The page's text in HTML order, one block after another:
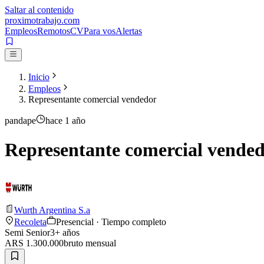
Saltar al contenido
proximotrabajo.com
EmpleosRemotosCVPara vosAlertas
Inicio
Empleos
Representante comercial vendedor
pandape hace 1 año
Representante comercial
Wurth Argentina S.a
Recoleta
Presencial · Tiempo completo
Semi Senior3+ años
ARS 1.300.000bruto mensual